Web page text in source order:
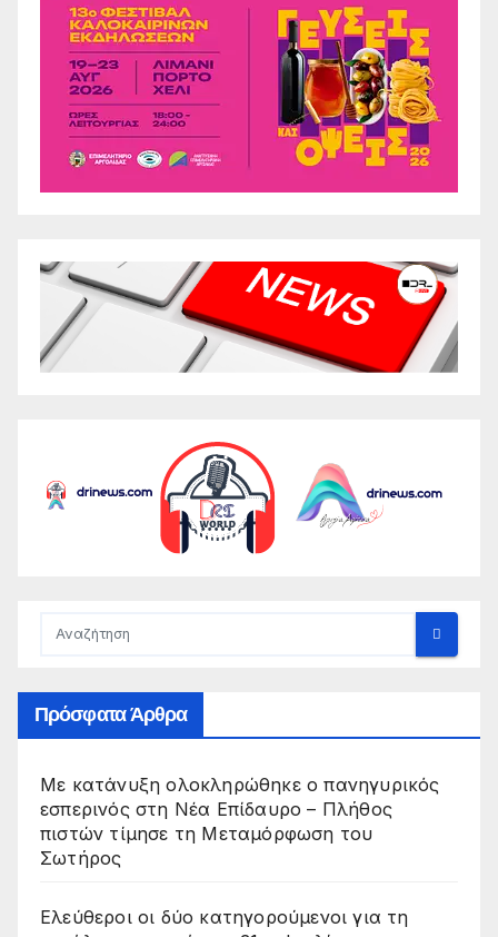
Πρόσφατα Άρθρα
Με κατάνυξη ολοκληρώθηκε ο πανηγυρικός
εσπερινός στη Νέα Επίδαυρο – Πλήθος
πιστών τίμησε τη Μεταμόρφωση του
Σωτήρος
Ελεύθεροι οι δύο κατηγορούμενοι για τη